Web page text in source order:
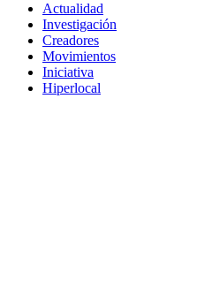
Actualidad
Investigación
Creadores
Movimientos
Iniciativa
Hiperlocal